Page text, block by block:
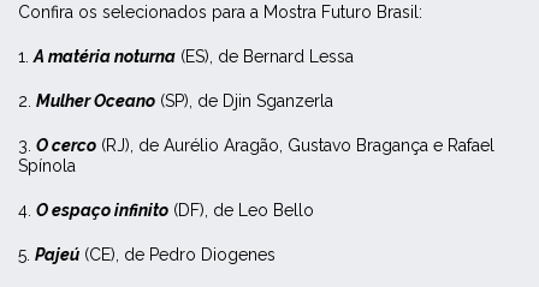
Confira os selecionados para a Mostra Futuro Brasil:
1. A matéria noturna (ES), de Bernard Lessa
2. Mulher Oceano (SP), de Djin Sganzerla
3. O cerco (RJ), de Aurélio Aragão, Gustavo Bragança e Rafael
Spínola
4. O espaço infinito (DF), de Leo Bello
5. Pajeú (CE), de Pedro Diogenes